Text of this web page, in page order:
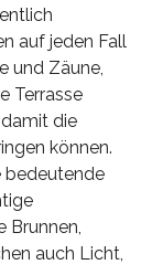
auf jeden Fall
und Zäune,
Terrasse
die
können.
bedeutende
Brunnen,
auch Licht,